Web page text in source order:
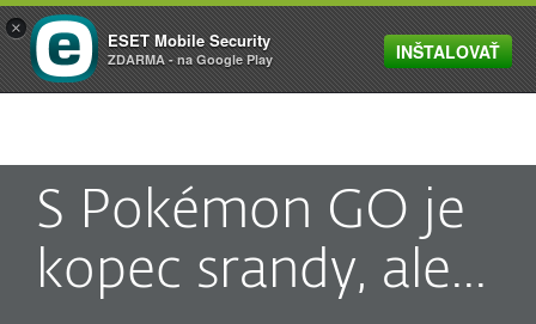
MENU
S Pokémon GO je
kopec srandy, ale...
×
ESET Mobile Security
ZDARMA - na Google Play INŠTALOVAŤ